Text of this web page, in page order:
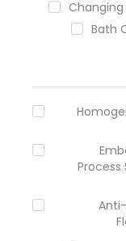
Changing
Bath
Process